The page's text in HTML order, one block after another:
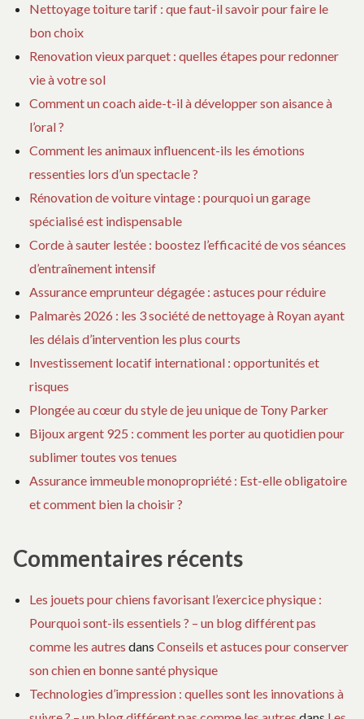
Nettoyage toiture tarif : que faut-il savoir pour faire le
bon choix
Renovation vieux parquet : quelles étapes pour redonner
vie à votre sol
Comment un coach aide-t-il à développer son aisance à
l’oral ?
Comment les animaux influencent-ils les émotions
ressenties lors d’un spectacle ?
Rénovation de voiture vintage : pourquoi un garage
spécialisé est indispensable
Corde à sauter lestée : boostez l’efficacité de vos séances
d’entraînement intensif
Assurance emprunteur dégagée : astuces pour réduire
Palmarès 2026 : les 3 société de nettoyage à Royan ayant
les délais d’intervention les plus courts
Investissement locatif international : opportunités et
risques
Plongée au cœur du style de jeu unique de Tony Parker
Bijoux argent 925 : comment les porter au quotidien pour
sublimer toutes vos tenues
Assurance immeuble monopropriété : Est-elle obligatoire
et comment bien la choisir ?
Commentaires récents
Les jouets pour chiens favorisant l’exercice physique :
Pourquoi sont-ils essentiels ? – un blog différent pas
comme les autres dans Conseils et astuces pour conserver
son chien en bonne santé physique
Technologies d’impression : quelles sont les innovations à